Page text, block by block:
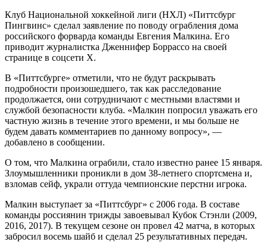
Клуб Национальной хоккейной лиги (НХЛ) «Питтсбург
Пингвинс» сделал заявление по поводу ограбления дома
российского форварда команды Евгения Малкина. Его
приводит журналистка Дженнифер Боррассо на своей
странице в соцсети X.
В «Питтсбурге» отметили, что не будут раскрывать
подробности произошедшего, так как расследование
продолжается, они сотрудничают с местными властями и
службой безопасности клуба. «Малкин попросил уважать его
частную жизнь в течение этого времени, и мы больше не
будем давать комментариев по данному вопросу», —
добавлено в сообщении.
О том, что Малкина ограбили, стало известно ранее 15 января.
Злоумышленники проникли в дом 38-летнего спортсмена и,
взломав сейф, украли оттуда чемпионские перстни игрока.
Малкин выступает за «Питтсбург» с 2006 года. В составе
команды россиянин трижды завоевывал Кубок Стэнли (2009,
2016, 2017). В текущем сезоне он провел 42 матча, в которых
забросил восемь шайб и сделал 25 результативных передач.